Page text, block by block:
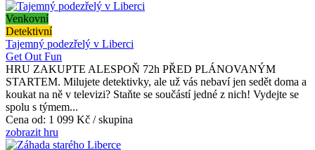
Venkovní
Detektivní
Tajemný podezřelý v Liberci
Get Out Fun
HRU ZAKUPTE ALESPOŇ 72h PŘED PLÁNOVANÝM
STARTEM. Milujete detektivky, ale už vás nebaví jen sedět doma a
koukat na ně v televizi? Staňte se součástí jedné z nich! Vydejte se
spolu s týmem...
Cena od: 1 099 Kč / skupina
zobrazit hru